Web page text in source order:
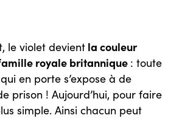
le violet devient la couleur
royale britannique : toute
en porte s’expose à de
prison ! Aujourd’hui, pour faire
simple. Ainsi chacun peut